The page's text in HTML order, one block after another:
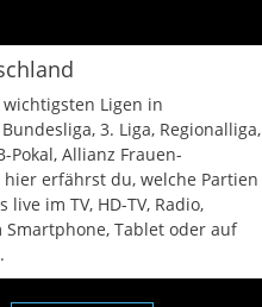
Ligen in
3. Liga, Regionalliga,
Pokal, Allianz Frauen-
hier erfährst du, welche Partien
im TV, HD-TV, Radio,
Tablet oder auf